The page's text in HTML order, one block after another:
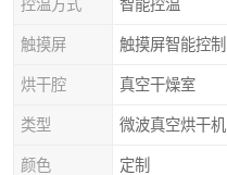
控温方式 智能控温
触摸屏 触摸屏智能控制
烘干腔 真空干燥室
类型 微波真空烘干机
颜色 定制